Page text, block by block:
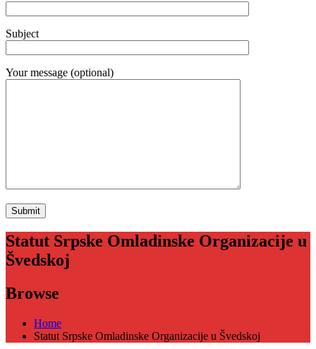
Subject
Your message (optional)
Statut Srpske Omladinske Organizacije u
Švedskoj
Browse
Home
Statut Srpske Omladinske Organizacije u Švedskoj